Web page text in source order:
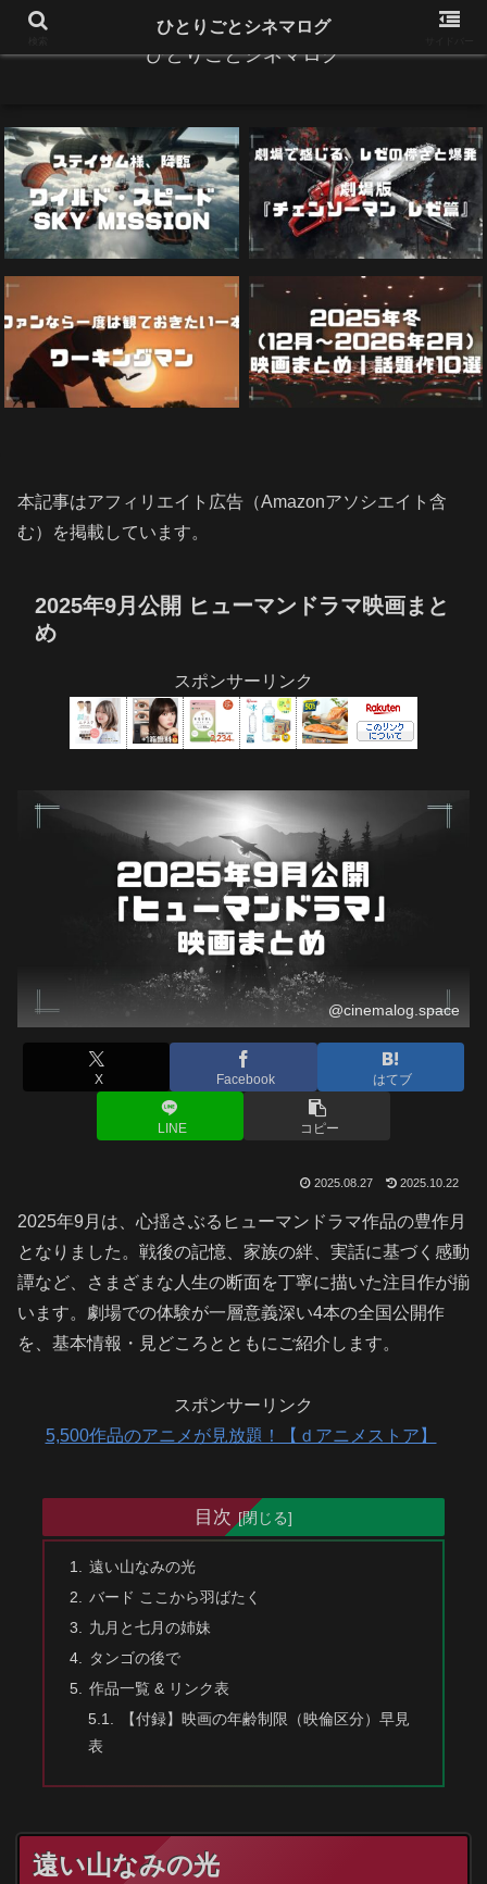
ひとりごとシネマログ
本記事はアフィリエイト広告（Amazonアソシエイト含
む）を掲載しています。
2025年9月公開 ヒューマンドラマ映画まと
め
スポンサーリンク
@cinemalog.space
X Facebook はてブ
LINE コピー
2025.08.27 2025.10.22
2025年9月は、心揺さぶるヒューマンドラマ作品の豊作月
となりました。戦後の記憶、家族の絆、実話に基づく感動
譚など、さまざまな人生の断面を丁寧に描いた注目作が揃
います。劇場での体験が一層意義深い4本の全国公開作
を、基本情報・見どころとともにご紹介します。
スポンサーリンク
5,500作品のアニメが見放題！【ｄアニメストア】
目次
遠い山なみの光
バード ここから羽ばたく
九月と七月の姉妹
タンゴの後で
作品一覧 & リンク表
【付録】映画の年齢制限（映倫区分）早見
表
遠い山なみの光
ひとりごとシネマログ